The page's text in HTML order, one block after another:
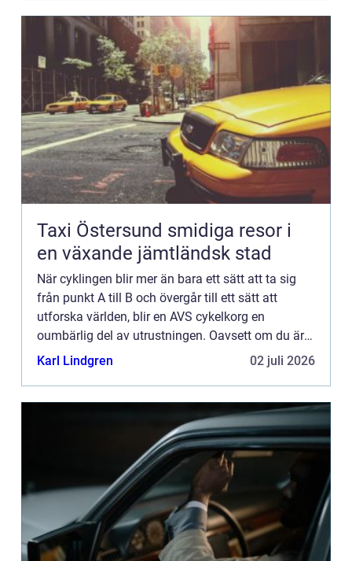
Taxi Östersund smidiga resor i
en växande jämtländsk stad
När cyklingen blir mer än bara ett sätt att ta sig
från punkt A till B och övergår till ett sätt att
utforska världen, blir en AVS cykelkorg en
oumbärlig del av utrustningen. Oavsett om du är
en var...
Karl Lindgren 02 juli 2026